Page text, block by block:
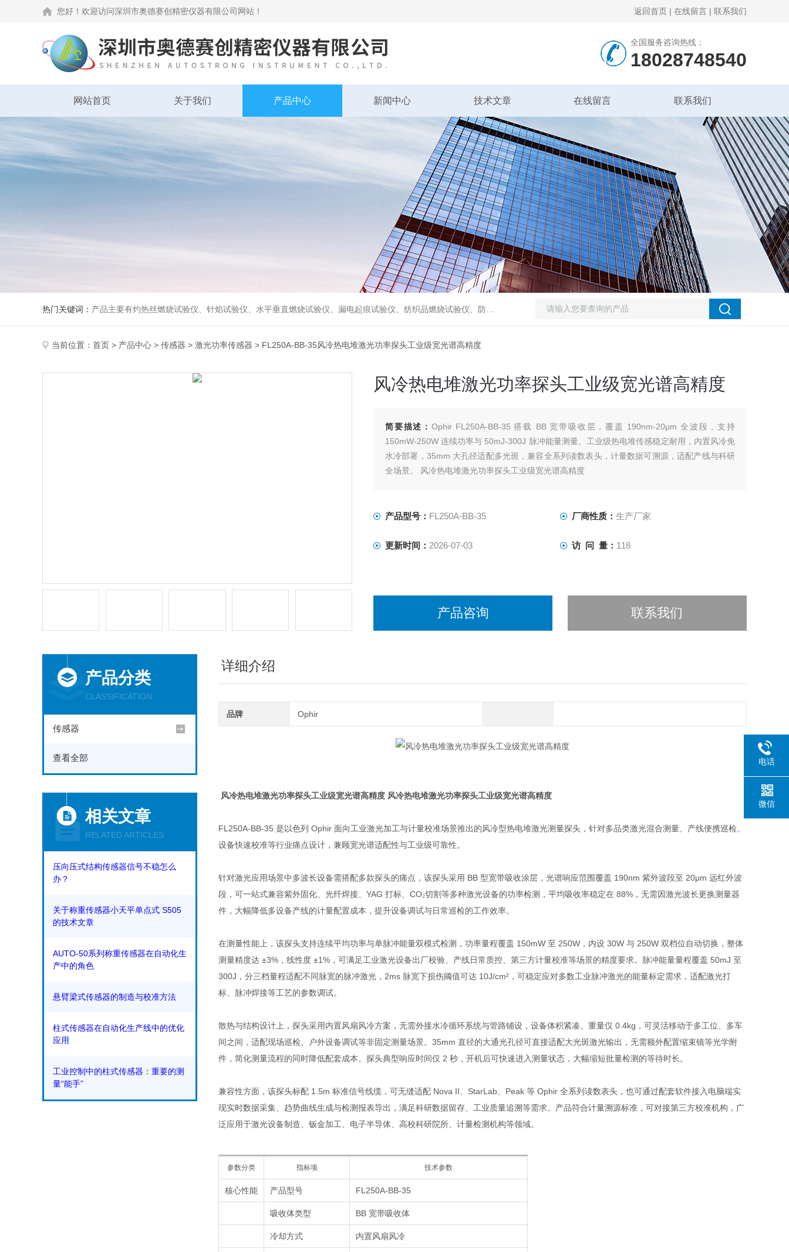
您好！欢迎访问深圳市奥德赛创精密仪器有限公司网站！ 返回首页 | 在线留言 | 联系我们
全国服务咨询热线：
18028748540
网站首页 关于我们 产品中心 新闻中心 技术文章 在线留言 联系我们
热门关键词： 产品主要有灼热丝燃烧试验仪、针焰试验仪、水平垂直燃烧试验仪、漏电起痕试验仪、纺织品燃烧试验仪、防护服热传导试验仪、熔融滴落试验仪、建筑材料燃烧性能试验仪、摩擦磨损试验仪及试验机等各类检测仪器，并代理了德国WAZAU、德国PTL、德国FISCHER、日本NMB、日本NoiseKen、美国MONROE ELECTRONICS等国际检测仪器。
当前位置： 首页 > 产品中心 > 传感器 > 激光功率传感器 > FL250A-BB-35风冷热电堆激光功率探头工业级宽光谱高精度
风冷热电堆激光功率探头工业级宽光谱高精度
简要描述： Ophir FL250A-BB-35 搭载 BB 宽带吸收层，覆盖 190nm-20μm 全波段，支持
150mW-250W 连续功率与 50mJ-300J 脉冲能量测量。工业级热电堆传感稳定耐用，内置风冷免
水冷部署，35mm 大孔径适配多光斑，兼容全系列读数表头，计量数据可溯源，适配产线与科研
全场景。 风冷热电堆激光功率探头工业级宽光谱高精度
产品型号： FL250A-BB-35 厂商性质： 生产厂家
更新时间： 2026-07-03 访 问 量： 118
产品咨询 联系我们
产品分类
CLASSIFICATION
传感器
查看全部
相关文章
RELATED ARTICLES
压向压式结构传感器信号不稳怎么
办？
关于称重传感器小天平单点式 S505
的技术文章
AUTO-50系列称重传感器在自动化生
产中的角色
悬臂梁式传感器的制造与校准方法
柱式传感器在自动化生产线中的优化
应用
工业控制中的柱式传感器：重要的测
量“能手”
详细介绍
品牌 Ophir
风冷热电堆激光功率探头工业级宽光谱高精度 风冷热电堆激光功率探头工业级宽光谱高精度
FL250A-BB-35 是以色列 Ophir 面向工业激光加工与计量校准场景推出的风冷型热电堆激光测量探头，针对多品类激光混合测量、产线便携巡检、
设备快速校准等行业痛点设计，兼顾宽光谱适配性与工业级可靠性。
针对激光应用场景中多波长设备需搭配多款探头的痛点，该探头采用 BB 型宽带吸收涂层，光谱响应范围覆盖 190nm 紫外波段至 20μm 远红外波
段，可一站式兼容紫外固化、光纤焊接、YAG 打标、CO₂切割等多种激光设备的功率检测，平均吸收率稳定在 88%，无需因激光波长更换测量器
件，大幅降低多设备产线的计量配置成本，提升设备调试与日常巡检的工作效率。
在测量性能上，该探头支持连续平均功率与单脉冲能量双模式检测，功率量程覆盖 150mW 至 250W，内设 30W 与 250W 双档位自动切换，整体
测量精度达 ±3%，线性度 ±1%，可满足工业激光设备出厂校验、产线日常质控、第三方计量校准等场景的精度要求。脉冲能量量程覆盖 50mJ 至
300J，分三档量程适配不同脉宽的脉冲激光，2ms 脉宽下损伤阈值可达 10J/cm²，可稳定应对多数工业脉冲激光的能量标定需求，适配激光打
标、脉冲焊接等工艺的参数调试。
散热与结构设计上，探头采用内置风扇风冷方案，无需外接水冷循环系统与管路铺设，设备体积紧凑、重量仅 0.4kg，可灵活移动于多工位、多车
间之间，适配现场巡检、户外设备调试等非固定测量场景。35mm 直径的大通光孔径可直接适配大光斑激光输出，无需额外配置缩束镜等光学附
件，简化测量流程的同时降低配套成本。探头典型响应时间仅 2 秒，开机后可快速进入测量状态，大幅缩短批量检测的等待时长。
兼容性方面，该探头标配 1.5m 标准信号线缆，可无缝适配 Nova II、StarLab、Peak 等 Ophir 全系列读数表头，也可通过配套软件接入电脑端实
现实时数据采集、趋势曲线生成与检测报表导出，满足科研数据留存、工业质量追溯等需求。产品符合计量溯源标准，可对接第三方校准机构，广
泛应用于激光设备制造、钣金加工、电子半导体、高校科研院所、计量检测机构等领域。
参数分类 指标项 技术参数
核心性能 产品型号 FL250A-BB-35
吸收体类型 BB 宽带吸收体
冷却方式 内置风扇风冷
电话
微信